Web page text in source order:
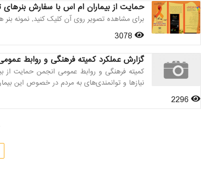
حمایت از بیماران ام اس با سفارش
برای مشاهده تصویر روی آن کلیک کنید. نمونه بنر
گزارش عملکرد کمیته فرهنگی و روابط عمومی
کمیته فرهنگی و روابط عمومی انجمن حمایت از
نیازها و توانمندی‌های به مردم در خصوص این